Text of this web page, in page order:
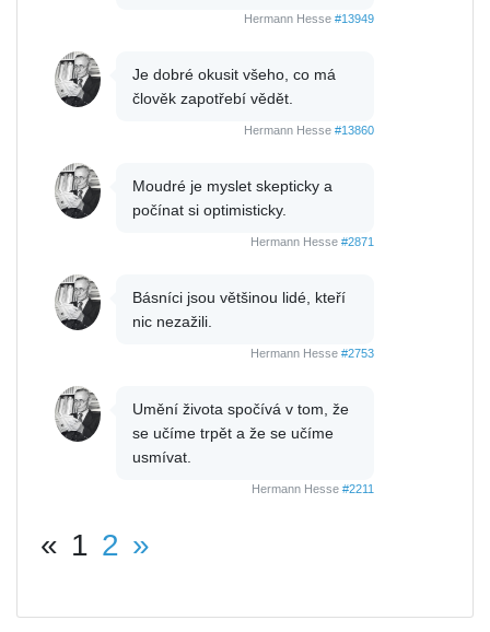
Hermann Hesse #13949
Je dobré okusit všeho, co má
člověk zapotřebí vědět.
Hermann Hesse #13860
Moudré je myslet skepticky a
počínat si optimisticky.
Hermann Hesse #2871
Básníci jsou většinou lidé, kteří
nic nezažili.
Hermann Hesse #2753
Umění života spočívá v tom, že
se učíme trpět a že se učíme
usmívat.
Hermann Hesse #2211
« 1 2 »